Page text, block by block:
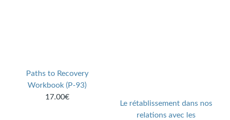
Paths to Recovery
Workbook (P-93)
17.00€
Le rétablissement dans nos
relations avec les